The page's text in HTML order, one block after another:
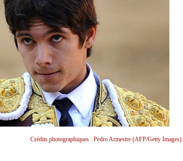
Crédits photographiques : Pedro Armestre (AFP/Getty Images).